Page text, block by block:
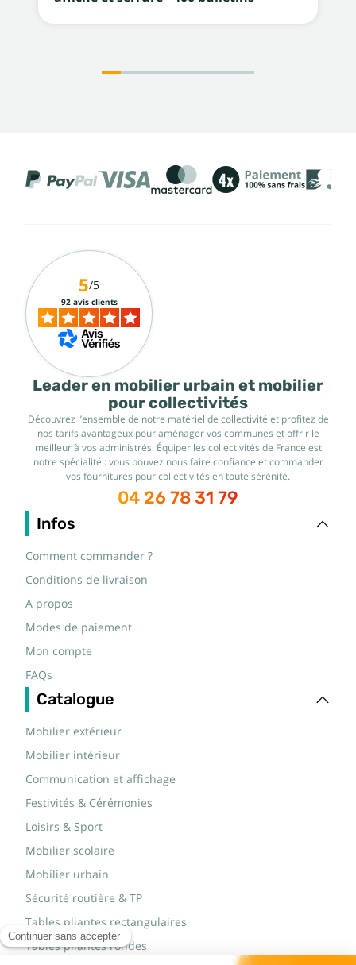
Leader en mobilier urbain et mobilier
pour collectivités
Découvrez l’ensemble de notre matériel de collectivité et profitez de
nos tarifs avantageux pour aménager vos communes et offrir le
meilleur à vos administrés. Équiper les collectivités de France est
notre spécialité : vous pouvez nous faire confiance et commander
vos fournitures pour collectivités en toute sérénité.
04 26 78 31 79
Infos
Comment commander ?
Conditions de livraison
A propos
Modes de paiement
Mon compte
FAQs
Catalogue
Mobilier extérieur
Mobilier intérieur
Communication et affichage
Festivités & Cérémonies
Loisirs & Sport
Mobilier scolaire
Mobilier urbain
Sécurité routière & TP
Tables pliantes rectangulaires
Tables pliantes rondes
5/5
92 avis clients